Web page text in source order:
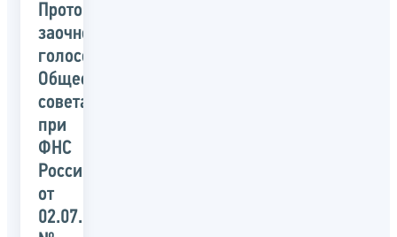
Протокол
заочного
голосования
Общественного
совета
при
ФНС
России
от
02.07.2025